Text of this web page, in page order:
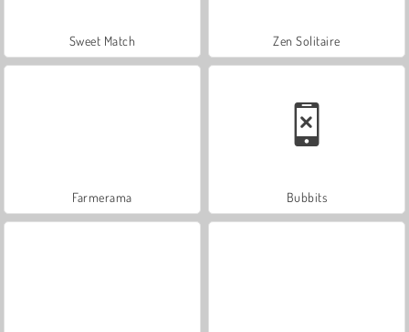
Sweet Match Zen Solitaire
Farmerama Bubbits